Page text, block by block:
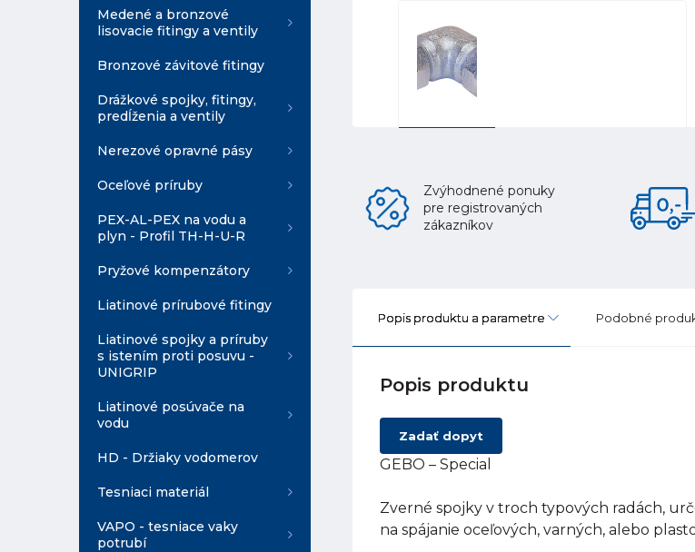
Medené a bronzové
lisovacie fitingy a ventily
Bronzové závitové fitingy
Drážkové spojky, fitingy,
predĺženia a ventily
Nerezové opravné pásy
Oceľové príruby
PEX-AL-PEX na vodu a
plyn - Profil TH-H-U-R
Pryžové kompenzátory
Liatinové prírubové fitingy
Liatinové spojky a príruby
s istením proti posuvu -
UNIGRIP
Liatinové posúvače na
vodu
HD - Držiaky vodomerov
Tesniaci materiál
VAPO - tesniace vaky
potrubí
Zvýhodnené ponuky
pre registrovaných
zákazníkov
Popis produktu a parametre Podobné
Popis produktu
Zadať dopyt
GEBO – Special
Zverné spojky v troch typových radách,
na spájanie oceľových, varných, alebo